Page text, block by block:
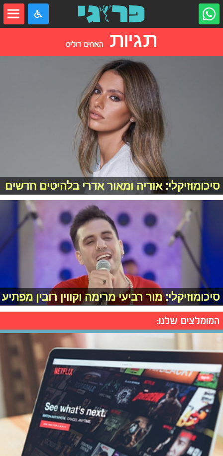
תגיות האחים דוליס
סיכומוזיקלי: אודיה ומאור אדרי בלהיטים חדשים
סיכומוזיקלי: מור רביעי מרימה וקווין רובין מפתיע
המומלצים שלנו: